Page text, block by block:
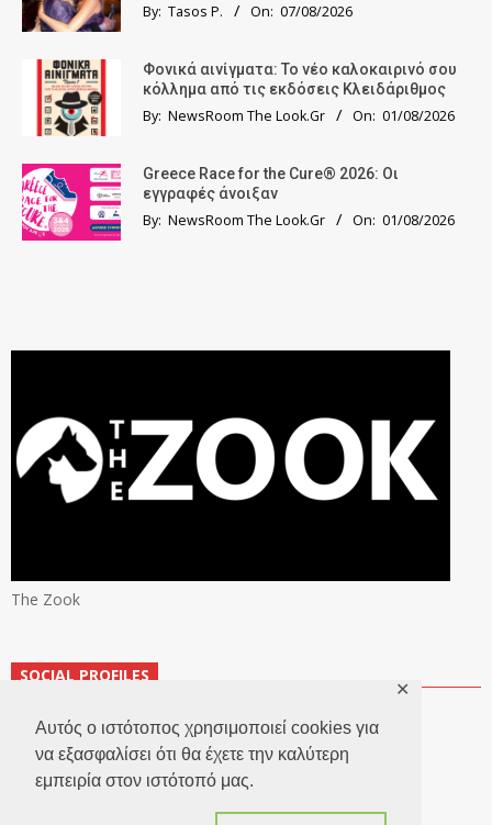
Αυτός ο ιστότοπος χρησιμοποιεί cookies για
να εξασφαλίσει ότι θα έχετε την καλύτερη
εμπειρία στον ιστότοπό μας.
✕
By: Tasos P. On: 07/08/2026
Φονικά αινίγματα: Το νέο καλοκαιρινό σου
κόλλημα από τις εκδόσεις Κλειδάριθμος
By: NewsRoom The Look.Gr On: 01/08/2026
Greece Race for the Cure® 2026: Οι
εγγραφές άνοιξαν
By: NewsRoom The Look.Gr On: 01/08/2026
The Zook
SOCIAL PROFILES